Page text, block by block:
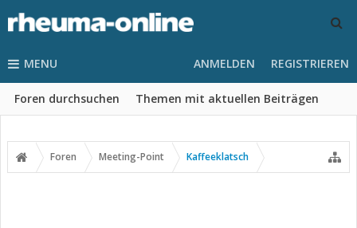
MENU
Foren durchsuchen Themen mit aktuellen Beiträgen
ANMELDEN REGISTRIEREN
Foren Meeting-Point Kaffeeklatsch